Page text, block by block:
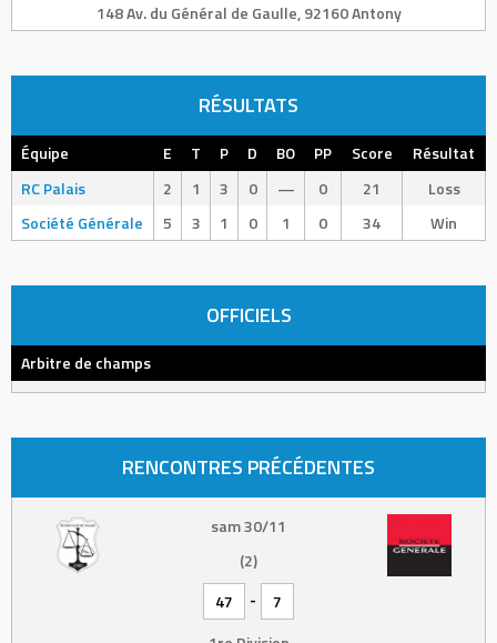
148 Av. du Général de Gaulle, 92160 Antony
RÉSULTATS
Équipe E T P D BO PP Score
Résultat
RC Palais
2 1 3 0 — 0 21
Loss
Société Générale
5 3 1 0 1 0 34 Win
OFFICIELS
Arbitre de champs
RENCONTRES PRÉCÉDENTES
sam 30/11
(2)
47
-
7